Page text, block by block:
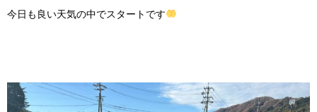
今日も良い天気の中でスタートです